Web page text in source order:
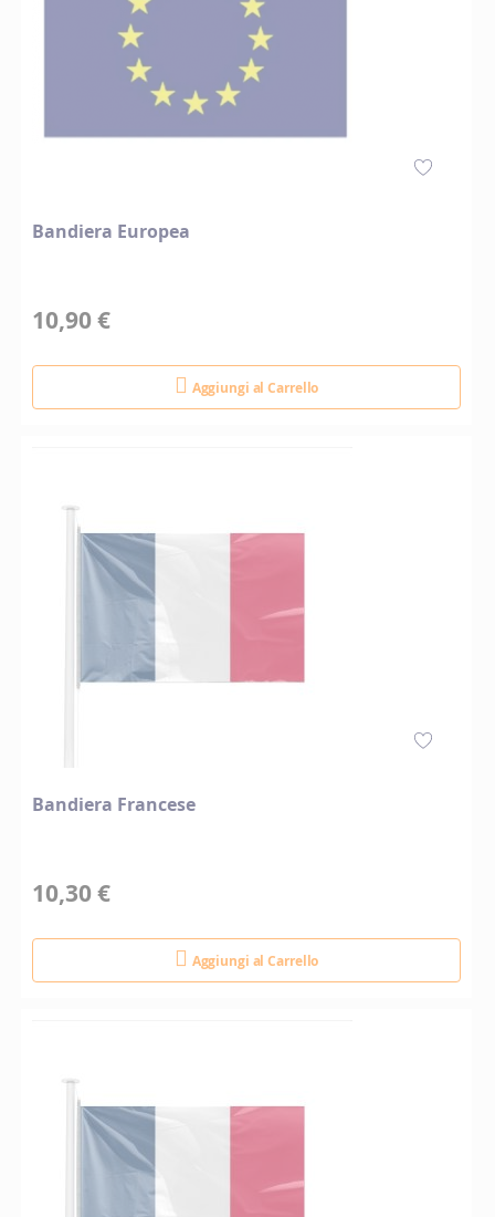
Bandiera Europea
10,90 €
Aggiungi al Carrello
Bandiera Francese
10,30 €
Aggiungi al Carrello